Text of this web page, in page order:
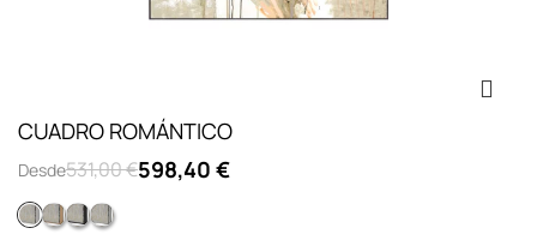
CUADRO ROMÁNTICO
Desde531,00 €598,40 €
Opc.2: marco L lacado blanco
Opc.4: marco L chapado roble
Opc.3: marco L lacado negro
Opc.1: sin marco